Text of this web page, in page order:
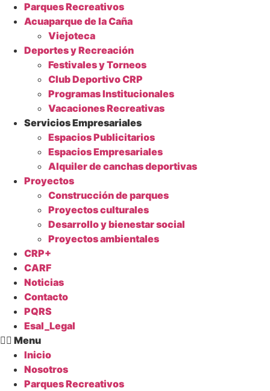
Parques Recreativos
Acuaparque de la Caña
Viejoteca
Deportes y Recreación
Festivales y Torneos
Club Deportivo CRP
Programas Institucionales
Vacaciones Recreativas
Servicios Empresariales
Espacios Publicitarios
Espacios Empresariales
Alquiler de canchas deportivas
Proyectos
Construcción de parques
Proyectos culturales
Desarrollo y bienestar social
Proyectos ambientales
CRP+
CARF
Noticias
Contacto
PQRS
Esal_Legal
Menu
Inicio
Nosotros
Parques Recreativos